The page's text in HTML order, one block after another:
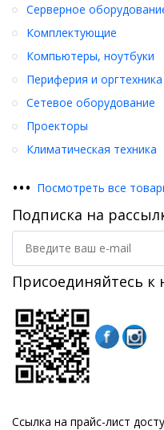
Серверное
Комплектующие
Компьютеры, ноутбуки
Периферия и оргтехника
Сетевое оборудование
Проекторы
Климатическая техника
••• Посмотреть все
Подписка на
Присоединяйтесь к
Ссылка на прайс-лист